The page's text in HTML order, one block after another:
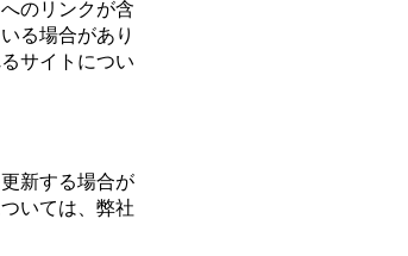
のリンクが含
る場合があり
サイトについ
新する場合が
いては、弊社